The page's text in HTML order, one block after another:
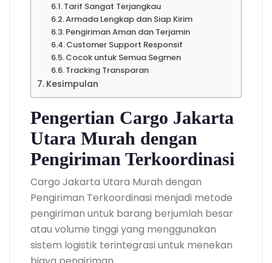
Tarif Sangat Terjangkau
Armada Lengkap dan Siap Kirim
Pengiriman Aman dan Terjamin
Customer Support Responsif
Cocok untuk Semua Segmen
Tracking Transparan
Kesimpulan
Pengertian Cargo Jakarta
Utara Murah dengan
Pengiriman Terkoordinasi
Cargo Jakarta Utara Murah dengan
Pengiriman Terkoordinasi menjadi metode
pengiriman untuk barang berjumlah besar
atau volume tinggi yang menggunakan
sistem logistik terintegrasi untuk menekan